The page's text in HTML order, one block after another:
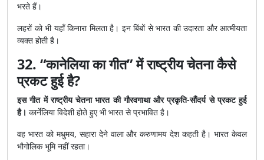
भरते हैं।
लहरों को भी यहाँ किनारा मिलता है। इन बिंबों से भारत की उदारता और आत्मीयता
व्यक्त होती है।
32. “कानेलिया का गीत” में राष्ट्रीय चेतना कैसे
प्रकट हुई है?
इस गीत में राष्ट्रीय चेतना भारत की गौरवगाथा और प्रकृति-सौंदर्य से प्रकट हुई
है। कार्नेलिया विदेशी होते हुए भी भारत से प्रभावित है।
वह भारत को मधुमय, सहारा देने वाला और करुणामय देश कहती है। भारत केवल
भौगोलिक भूमि नहीं रहता।